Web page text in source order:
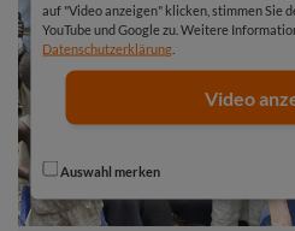
auf "Video anzeigen" klicken, stimmen Sie
YouTube und Google zu. Weitere
Datenschutzerklärung
Video
Auswahl merken